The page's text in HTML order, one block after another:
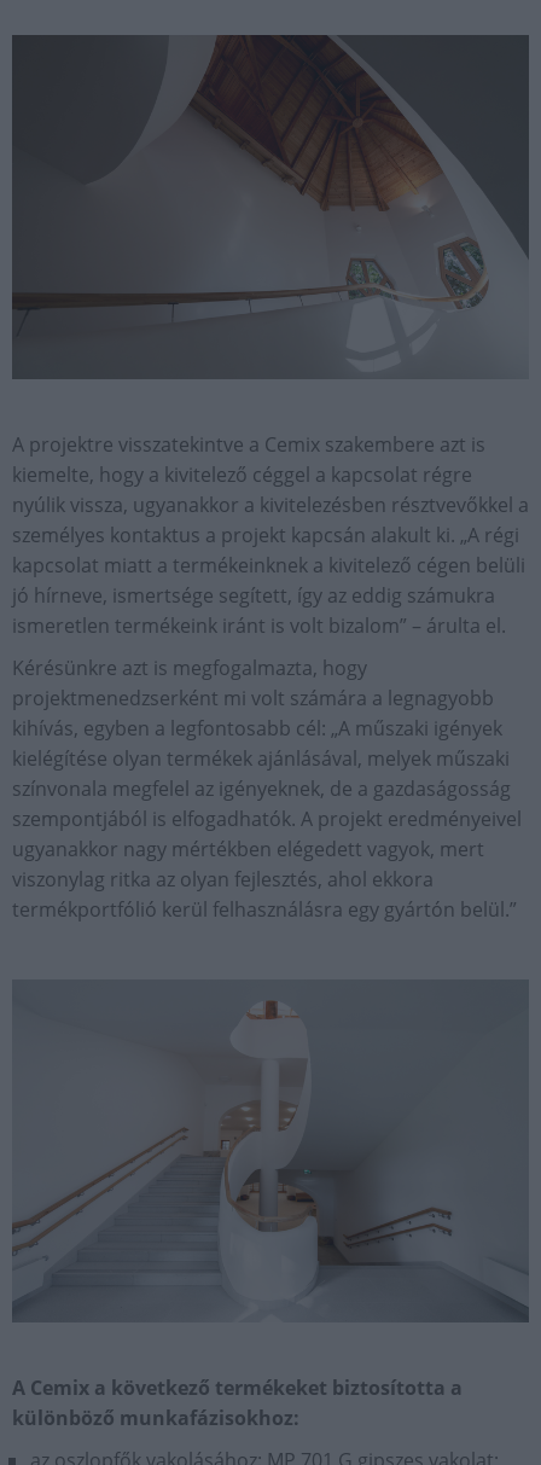
A projektre visszatekintve a Cemix szakembere azt is
kiemelte, hogy a kivitelező céggel a kapcsolat régre
nyúlik vissza, ugyanakkor a kivitelezésben résztvevőkkel a
személyes kontaktus a projekt kapcsán alakult ki. „A régi
kapcsolat miatt a termékeinknek a kivitelező cégen belüli
jó hírneve, ismertsége segített, így az eddig számukra
ismeretlen termékeink iránt is volt bizalom” – árulta el.
Kérésünkre azt is megfogalmazta, hogy
projektmenedzserként mi volt számára a legnagyobb
kihívás, egyben a legfontosabb cél: „A műszaki igények
kielégítése olyan termékek ajánlásával, melyek műszaki
színvonala megfelel az igényeknek, de a gazdaságosság
szempontjából is elfogadhatók. A projekt eredményeivel
ugyanakkor nagy mértékben elégedett vagyok, mert
viszonylag ritka az olyan fejlesztés, ahol ekkora
termékportfólió kerül felhasználásra egy gyártón belül.”
A Cemix a következő termékeket biztosította a
különböző munkafázisokhoz: